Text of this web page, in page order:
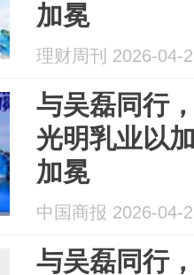
加冕
理财周刊 2026-04-
与吴磊同行
光明乳业以
加冕
中国商报 2026-04-
与吴磊同行